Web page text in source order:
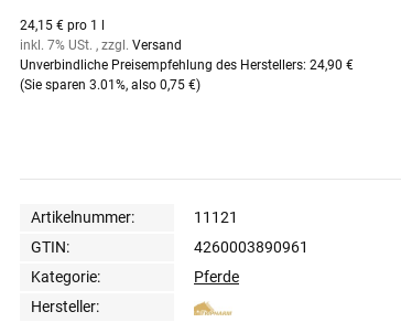
24,15 € pro 1 l
inkl. 7% USt. , zzgl. Versand
Unverbindliche Preisempfehlung des Herstellers: 24,90 €
(Sie sparen 3.01%, also 0,75 €)
Artikelnummer:
11121
GTIN:
4260003890961
Kategorie:
Pferde
Hersteller: